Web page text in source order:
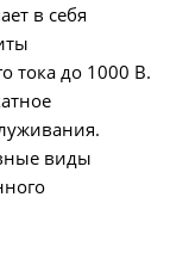
в себя
тока до 1000 В.
виды